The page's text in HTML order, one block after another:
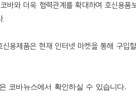
코바와 더욱 협력관계를 확대하여 호신용품
.
신용제품은 현재 인터넷 마켓을 통해 구입
코바뉴스에서 확인하실 수 있습니다.